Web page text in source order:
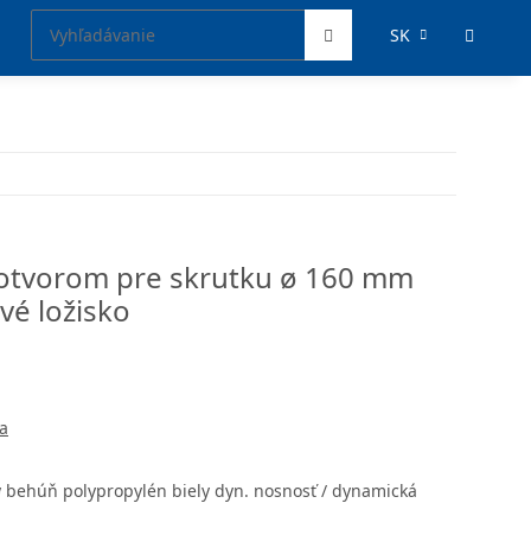
SK
pre skrutku ø 160 mm
ložisko
polypropylén biely dyn. nosnosť / dynamická